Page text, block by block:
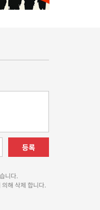
등록
니다.
해 삭제 합니다.